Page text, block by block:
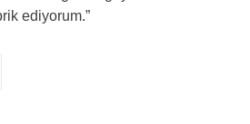
ediyorum.”